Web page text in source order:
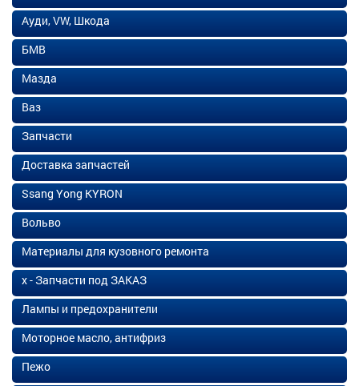
Ауди, VW, Шкода
БМВ
Мазда
Ваз
Запчасти
Доставка запчастей
Ssang Yong KYRON
Вольво
Материалы для кузовного ремонта
х - Запчасти под ЗАКАЗ
Лампы и предохранители
Моторное масло, антифриз
Пежо